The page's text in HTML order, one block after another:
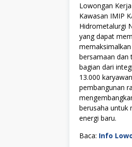
Lowongan
Kawasan IMIP
Hidrometalurgi
yang dapat
bersamaan dan
bagian dari
13.000
pembangunan
berusaha untuk
energi baru.
Baca: Info